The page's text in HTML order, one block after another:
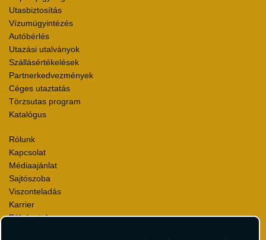
Utasbiztosítás
Vízumügyintézés
Autóbérlés
Utazási utalványok
Szállásértékelések
Partnerkedvezmények
Céges utaztatás
Törzsutas program
Katalógus
Rólunk
Kapcsolat
Médiaajánlat
Sajtószoba
Viszonteladás
Karrier
Pályázatok